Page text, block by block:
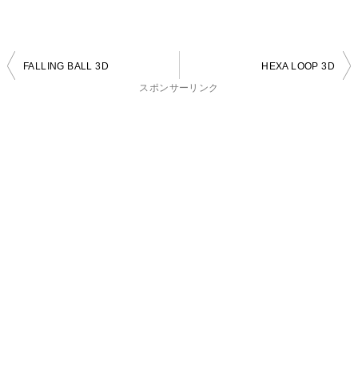
投
FALLING BALL 3D
HEXA LOOP 3D
スポンサーリンク